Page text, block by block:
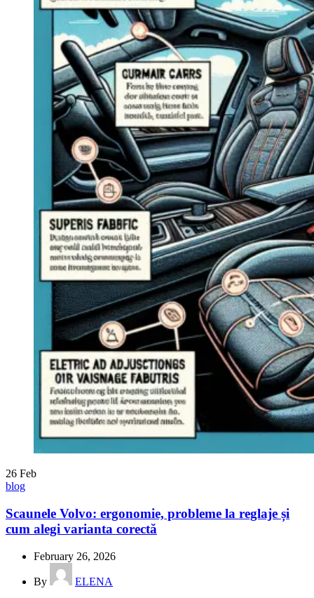
26 Feb
blog
Scaunele Volvo: ergonomie, probleme la reglaje și
cum alegi varianta corectă
February 26, 2026
By
ELENA